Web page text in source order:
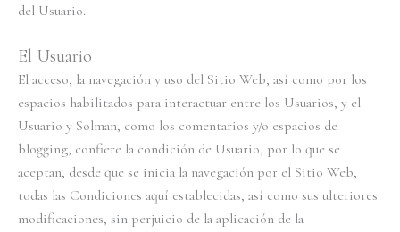
del Usuario.
El Usuario
El acceso, la navegación y uso del Sitio Web, así como por los
espacios habilitados para interactuar entre los Usuarios, y el
Usuario y Solman, como los comentarios y/o espacios de
blogging, confiere la condición de Usuario, por lo que se
aceptan, desde que se inicia la navegación por el Sitio Web,
todas las Condiciones aquí establecidas, así como sus ulteriores
modificaciones, sin perjuicio de la aplicación de la